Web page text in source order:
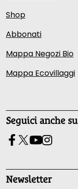
Shop
Abbonati
Mappa Negozi Bio
Mappa Ecovillaggi
Seguici anche su
Newsletter